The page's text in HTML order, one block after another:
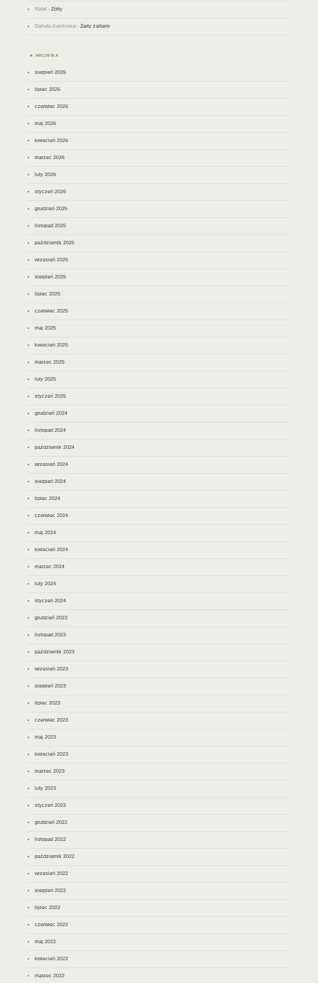
Rafał -Żółty
Danuta Kamińska -Żarty żartami
ARCHIWA
sierpień 2026
lipiec 2026
czerwiec 2026
maj 2026
kwiecień 2026
marzec 2026
luty 2026
styczeń 2026
grudzień 2025
listopad 2025
październik 2025
wrzesień 2025
sierpień 2025
lipiec 2025
czerwiec 2025
maj 2025
kwiecień 2025
marzec 2025
luty 2025
styczeń 2025
grudzień 2024
listopad 2024
październik 2024
wrzesień 2024
sierpień 2024
lipiec 2024
czerwiec 2024
maj 2024
kwiecień 2024
marzec 2024
luty 2024
styczeń 2024
grudzień 2023
listopad 2023
październik 2023
wrzesień 2023
sierpień 2023
lipiec 2023
czerwiec 2023
maj 2023
kwiecień 2023
marzec 2023
luty 2023
styczeń 2023
grudzień 2022
listopad 2022
październik 2022
wrzesień 2022
sierpień 2022
lipiec 2022
czerwiec 2022
maj 2022
kwiecień 2022
marzec 2022